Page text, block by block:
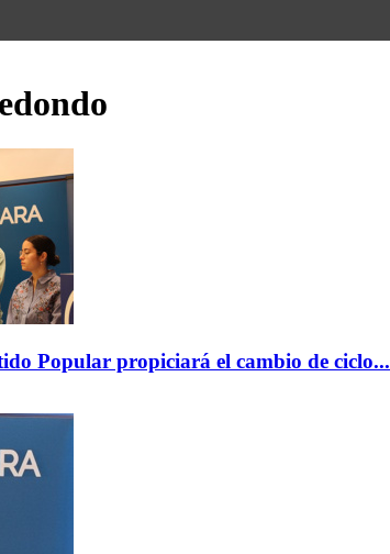
Popular propiciará el cambio de ciclo...